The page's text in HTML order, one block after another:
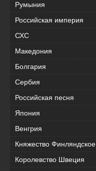
Румыния
Российская империя
СХС
Македония
Болгария
Сербия
Российская песня
Япония
Венгрия
Княжество Финляндское
Королевство Швеция